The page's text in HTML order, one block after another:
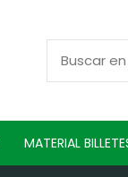
MATERIAL